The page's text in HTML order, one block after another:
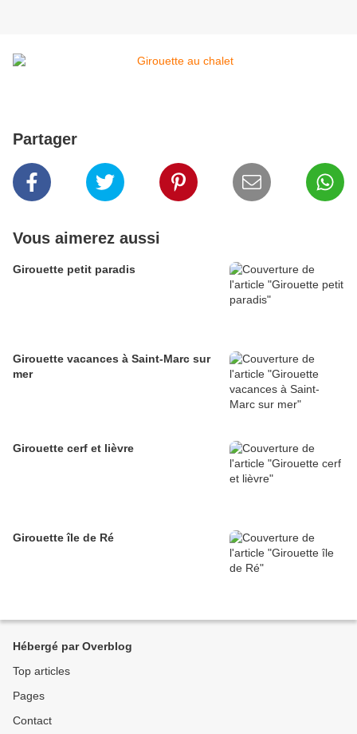
Partager
Vous aimerez aussi
Girouette petit paradis
Girouette vacances à Saint-Marc sur
mer
Girouette cerf et lièvre
Girouette île de Ré
Hébergé par Overblog
Top articles
Pages
Contact